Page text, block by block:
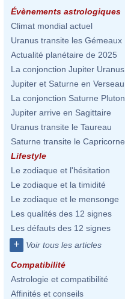
Évènements astrologiques
Climat mondial actuel
Uranus transite les Gémeaux
Actualité planétaire de 2025
La conjonction Jupiter Uranus
Jupiter et Saturne en Verseau
La conjonction Saturne Pluton
Jupiter arrive en Sagittaire
Uranus transite le Taureau
Saturne transite le Capricorne
Lifestyle
Le zodiaque et l'hésitation
Le zodiaque et la timidité
Le zodiaque et le mensonge
Les qualités des 12 signes
Les défauts des 12 signes
+ Voir tous les articles
Compatibilité
Astrologie et compatibilité
Affinités et conseils